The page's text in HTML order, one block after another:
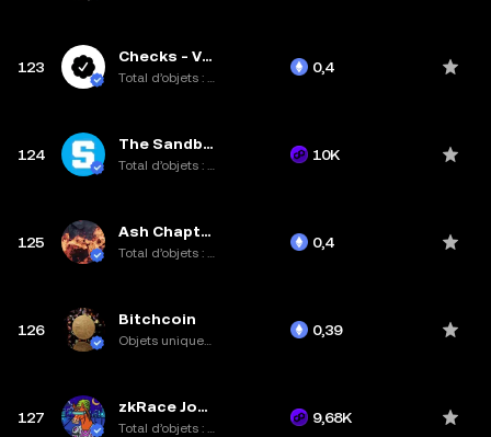
123
Checks - VV Originals
Total d’objets : 11,6K
0,4
124
The Sandbox LANDs
Total d’objets : 59,2K
10K
125
Ash Chapter Two: Metamorphosis
Total d’objets : 7,4K
0,4
126
Bitchcoin
Objets uniques : 3,3K
0,39
127
zkRace Jockey Club
Total d’objets : 5K
9,68K